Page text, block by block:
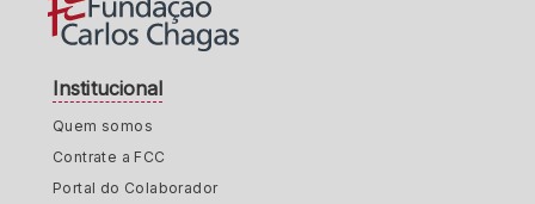
Institucional
Quem somos
Contrate a FCC
Portal do Colaborador